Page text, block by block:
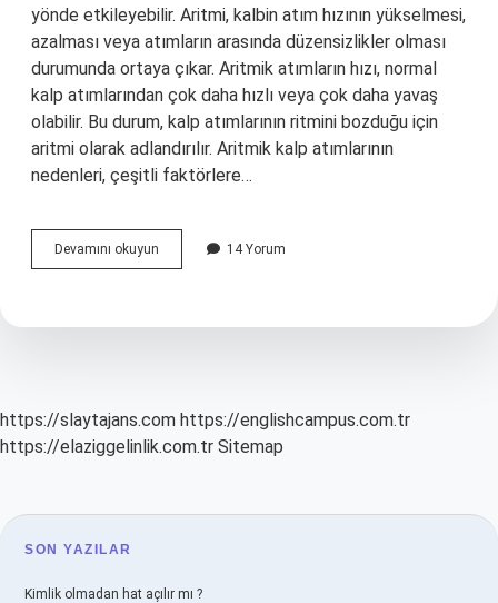
yönde etkileyebilir. Aritmi, kalbin atım hızının yükselmesi,
azalması veya atımların arasında düzensizlikler olması
durumunda ortaya çıkar. Aritmik atımların hızı, normal
kalp atımlarından çok daha hızlı veya çok daha yavaş
olabilir. Bu durum, kalp atımlarının ritmini bozduğu için
aritmi olarak adlandırılır. Aritmik kalp atımlarının
nedenleri, çeşitli faktörlere…
Devamını okuyun
ne
14 Yorum
https://slaytajans.com https://englishcampus.com.tr
https://elaziggelinlik.com.tr Sitemap
SIDEBAR
SON YAZILAR
Kimlik olmadan hat açılır mı ?